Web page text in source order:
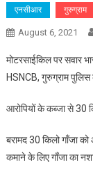
एनसीआर गुरुग्राम
August 6, 2021
मोटरसाईकिल पर सवार
HSNCB, गुरुग्राम पुलिस
आरोपियों के कब्जा से 30
बरामद 30 किलो गाँजा
कमाने के लिए गाँजा का